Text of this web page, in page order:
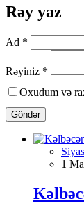
Rəy yaz
Ad *
Rəyiniz *
Oxudum və
Göndər
1